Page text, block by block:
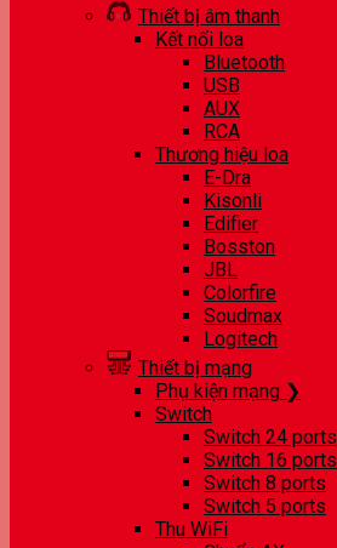
Thiết bị âm thanh
Kết nối loa
Bluetooth
USB
AUX
RCA
Thương hiệu loa
E-Dra
Kisonli
Edifier
Bosston
JBL
Colorfire
Soudmax
Logitech
Thiết bị mạng
Phụ kiện mạng ❯
Switch
Switch 24 ports
Switch 16 ports
Switch 8 ports
Switch 5 ports
Thu WiFi